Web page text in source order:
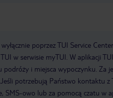
poprzez TUI Service
w serwisie myTUI. W aplikacji
podróży i miejsca wypoczynku. Za
potrzebują Państwo kontaktu z
SMS-owo lub za pomocą czatu w